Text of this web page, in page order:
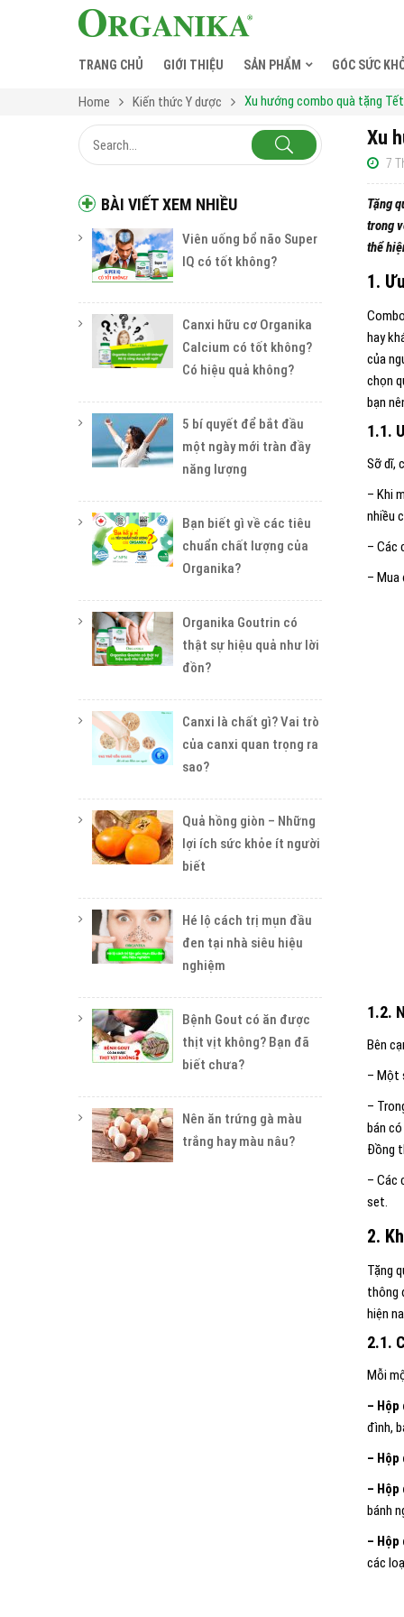
TRANG CHỦ GIỚI THIỆU SẢN PHẨM GÓC SỨC
Home Kiến thức Y dược Xu hướng combo quà tặng
BÀI VIẾT XEM NHIỀU
Viên uống bổ não Super
IQ có tốt không?
Canxi hữu cơ Organika
Calcium có tốt không?
Có hiệu quả không?
5 bí quyết để bắt đầu
một ngày mới tràn đầy
năng lượng
Bạn biết gì về các tiêu
chuẩn chất lượng của
Organika?
Organika Goutrin có
thật sự hiệu quả như lời
đồn?
Canxi là chất gì? Vai trò
của canxi quan trọng ra
sao?
Quả hồng giòn – Những
lợi ích sức khỏe ít người
biết
Hé lộ cách trị mụn đầu
đen tại nhà siêu hiệu
nghiệm
Bệnh Gout có ăn được
thịt vịt không? Bạn đã
biết chưa?
Nên ăn trứng gà màu
trắng hay màu nâu?
Xu
7
Tặng
trong
thể
1.
hay
của
chọn
bạn
1.1.
Sỡ dĩ,
– Khi
nhiều
– Các
– Mua
1.2.
Bên
– Một
–
bán
Đồng
– Các
set.
2.
Tặng
thông
hiện
2.1.
Mỗi
–
đình,
–
–
bánh
–
các